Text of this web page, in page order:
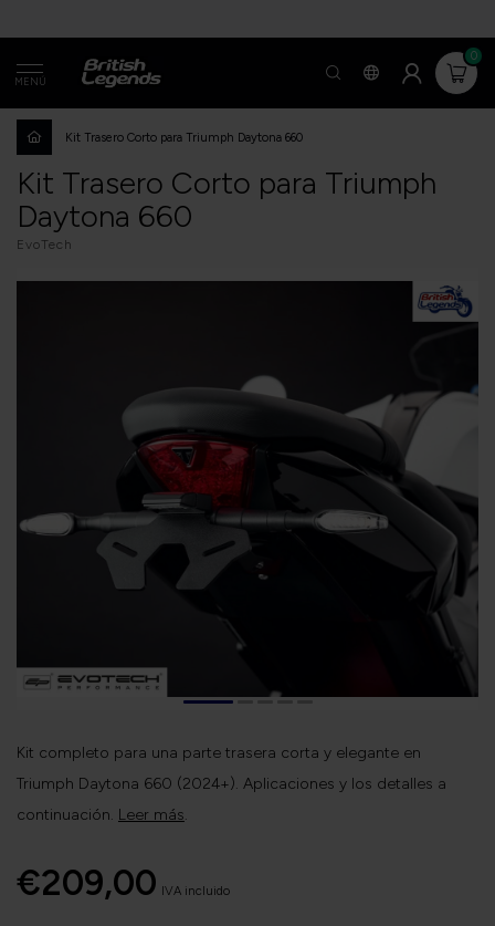
MENÚ
0
Kit Trasero Corto para Triumph Daytona 660
Kit Trasero Corto para Triumph
Daytona 660
EvoTech
Kit completo para una parte trasera corta y elegante en
Triumph Daytona 660 (2024+). Aplicaciones y los detalles a
continuación. Leer más.
€209,00 IVA incluido